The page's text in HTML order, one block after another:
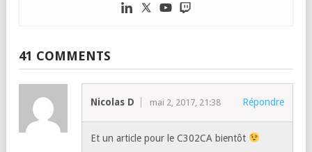
41 COMMENTS
Nicolas D mai 2, 2017, 21:38 Répondre
Et un article pour le C302CA bientôt